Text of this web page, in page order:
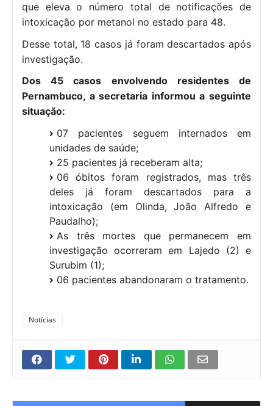
que eleva o número total de notificações de
intoxicação por metanol no estado para 48.
Desse total, 18 casos já foram descartados após
investigação.
Dos 45 casos envolvendo residentes de
Pernambuco, a secretaria informou a seguinte
situação:
07 pacientes seguem internados em
unidades de saúde;
25 pacientes já receberam alta;
06 óbitos foram registrados, mas três
deles já foram descartados para a
intoxicação (em Olinda, João Alfredo e
Paudalho);
As três mortes que permanecem em
investigação ocorreram em Lajedo (2) e
Surubim (1);
06 pacientes abandonaram o tratamento.
Notícias